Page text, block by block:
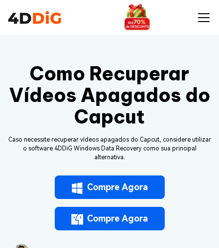
Como Recuperar
Vídeos Apagados do
Capcut
Caso necessite recuperar vídeos apagados do Capcut, considere utilizar
o software 4DDiG Windows Data Recovery como sua principal
alternativa.
Compre Agora
Compre Agora